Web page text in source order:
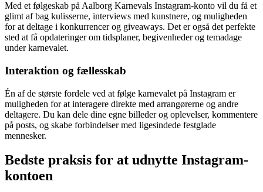
Med et følgeskab på Aalborg Karnevals Instagram-konto vil du få et
glimt af bag kulisserne, interviews med kunstnere, og muligheden
for at deltage i konkurrencer og giveaways. Det er også det perfekte
sted at få opdateringer om tidsplaner, begivenheder og temadage
under karnevalet.
Interaktion og fællesskab
Én af de største fordele ved at følge karnevalet på Instagram er
muligheden for at interagere direkte med arrangørerne og andre
deltagere. Du kan dele dine egne billeder og oplevelser, kommentere
på posts, og skabe forbindelser med ligesindede festglade
mennesker.
Bedste praksis for at udnytte Instagram-
kontoen